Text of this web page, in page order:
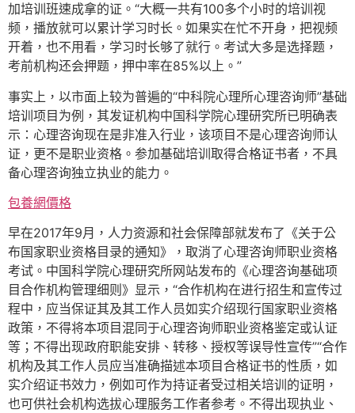
加培训班速成拿的证。“大概一共有100多个小时的培训视
频，播放就可以累计学习时长。如果实在忙不开身，把视频
开着，也不用看，学习时长够了就行。考试大多是选择题，
考前机构还会押题，押中率在85%以上。”
事实上，以市面上较为普遍的“中科院心理所心理咨询师”基础
培训项目为例，其发证机构中国科学院心理研究所已明确表
示：心理咨询现在是非准入行业，该项目不是心理咨询师认
证，更不是职业资格。参加基础培训取得合格证书者，不具
备心理咨询独立执业的能力。
包養網價格
早在2017年9月，人力资源和社会保障部就发布了《关于公
布国家职业资格目录的通知》，取消了心理咨询师职业资格
考试。中国科学院心理研究所网站发布的《心理咨询基础项
目合作机构管理细则》显示，“合作机构在进行招生和宣传过
程中，应当保证其及其工作人员如实介绍现行国家职业资格
政策，不得将本项目混同于心理咨询师职业资格鉴定或认证
等；不得出现政府职能安排、转移、授权等误导性宣传”“合作
机构及其工作人员应当准确描述本项目合格证书的性质，如
实介绍证书效力，例如可作为持证者受过相关培训的证明，
也可供社会机构选拔心理服务工作者参考。不得出现执业、